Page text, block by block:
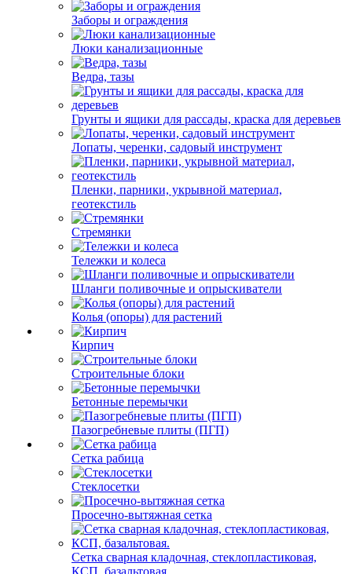
Заборы и ограждения
Люки канализационные
Ведра, тазы
Грунты и ящики для рассады, краска для деревьев
Лопаты, черенки, садовый инструмент
Пленки, парники, укрывной материал,
геотекстиль
Стремянки
Тележки и колеса
Шланги поливочные и опрыскиватели
Колья (опоры) для растений
Кирпич
Строительные блоки
Бетонные перемычки
Пазогребневые плиты (ПГП)
Сетка рабица
Стеклосетки
Просечно-вытяжная сетка
Сетка сварная кладочная, стеклопластиковая,
КСП, базальтовая.